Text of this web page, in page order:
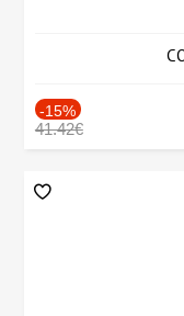
-15%
41.42€